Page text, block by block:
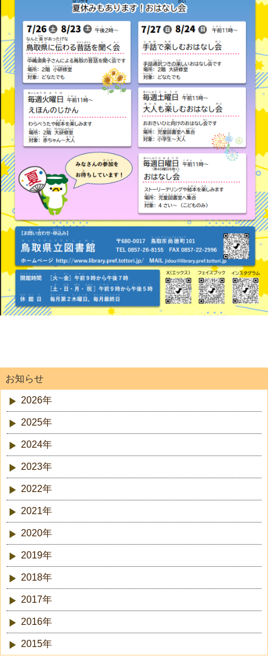
お知らせ
2026年
2025年
2024年
2023年
2022年
2021年
2020年
2019年
2018年
2017年
2016年
2015年